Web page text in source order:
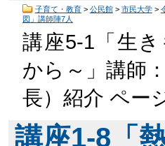
子育て・教育> 公民館> 市民大学>
図」講師陣7人
講座5-1「生
から～」講師
長）紹介 ペー
講座1-8「